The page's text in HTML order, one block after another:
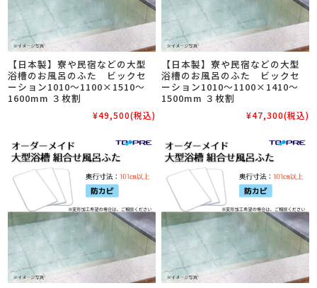
【日本製】寮や民宿などの大型
浴槽のお風呂のふた ビックセ
ーション1010～1100×1510～
1600mm ３枚割
¥49,500(税込)
【日本製】寮や民宿などの大型
浴槽のお風呂のふた ビックセ
ーション1010～1100×1410～
1500mm ３枚割
¥47,300(税込)